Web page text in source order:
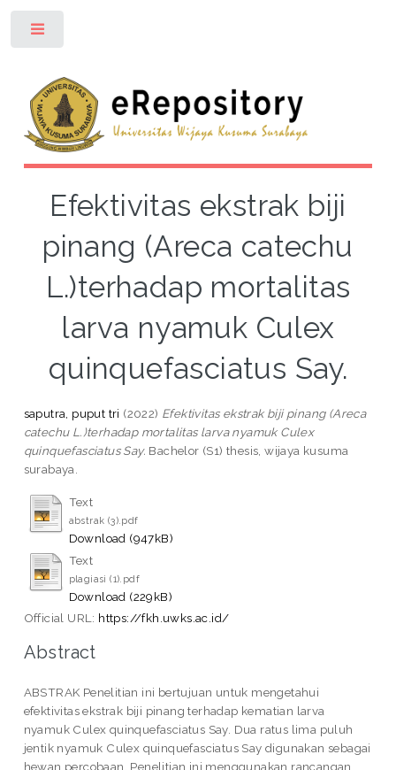
Efektivitas ekstrak biji
pinang (Areca catechu
L.)terhadap mortalitas
larva nyamuk Culex
quinquefasciatus Say.
saputra, puput tri (2022) Efektivitas ekstrak biji pinang (Areca
catechu L.)terhadap mortalitas larva nyamuk Culex
quinquefasciatus Say. Bachelor (S1) thesis, wijaya kusuma
surabaya.
Text
abstrak (3).pdf
Download (947kB)
Text
plagiasi (1).pdf
Download (229kB)
Official URL: https://fkh.uwks.ac.id/
Abstract
ABSTRAK Penelitian ini bertujuan untuk mengetahui
efektivitas ekstrak biji pinang terhadap kematian larva
nyamuk Culex quinquefasciatus Say. Dua ratus lima puluh
jentik nyamuk Culex quinquefasciatus Say digunakan sebagai
hewan percobaan. Penelitian ini menggunakan rancangan